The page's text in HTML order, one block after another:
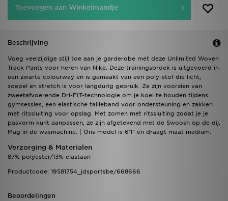
Toevoegen aan Winkelmandje
Beschrijving
Voeg veelzijdige stijl toe aan je garderobe met deze Unlimited Woven
Track Pants voor heren van Nike. Deze trainingsbroek is uitgevoerd in
een zwarte colourway en is gemaakt van een poly-stof die licht,
soepel en stretch is voor langdurig gebruik. Ze zijn voorzien van
zweetafvoerende Dri-FIT-technologie om je koel te houden tijdens
gymsessies, een elastische tailleband voor ondersteuning en zakken
met ritssluiting voor opslag. Met zomen met ritssluiting zodat je je
pasvorm kunt aanpassen, ze zijn afgetekend met de Swoosh op de dij.
Mag in de wasmachine. | Ons model is 6'1" en draagt maat medium.
Verzorging & Materialen
87% polyester/13% elastaan
Productcode: 19581754_jdsportsbe/668666
Beoordelingen